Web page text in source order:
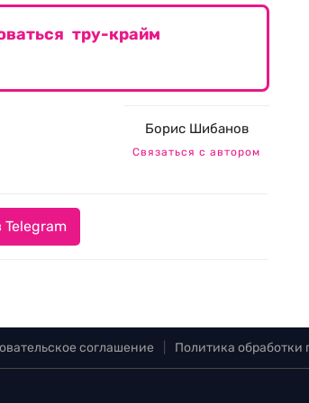
тру-крайм
Борис Шибанов
Связаться с автором
Telegram
соглашение Политика